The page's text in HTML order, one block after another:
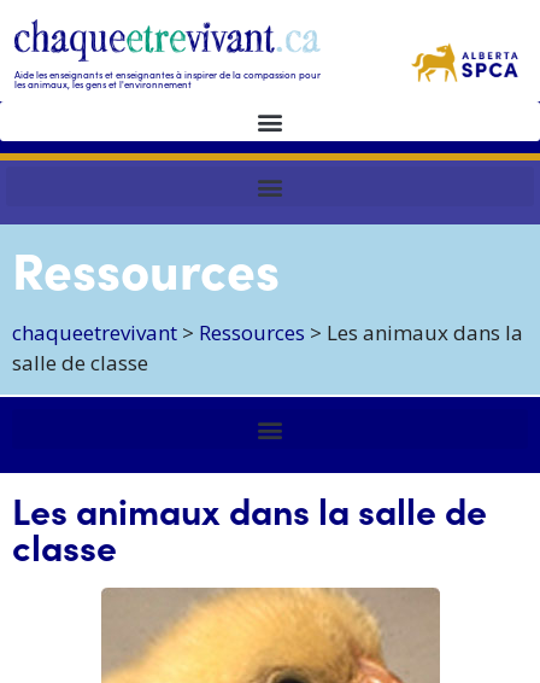
Aide les enseignants et enseignantes à inspirer de la compassion pour
les animaux, les gens et l'environnement
Ressources
chaqueetrevivant > Ressources > Les animaux dans la
salle de classe
Les animaux dans la salle de
classe